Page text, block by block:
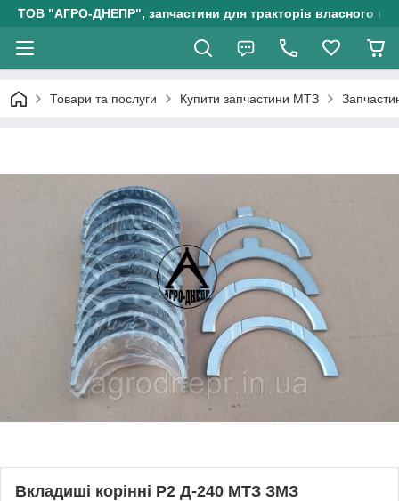
ТОВ "АГРО-ДНЕПР", запчастини для тракторів власного
Товари та послуги Купити запчастини МТЗ
Вкладиші корінні Р2 Д-240 МТЗ ЗМЗ